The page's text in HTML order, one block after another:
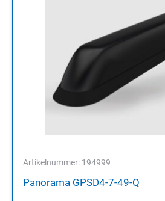
Artikelnummer: 194999
Panorama GPSD4-7-49-Q